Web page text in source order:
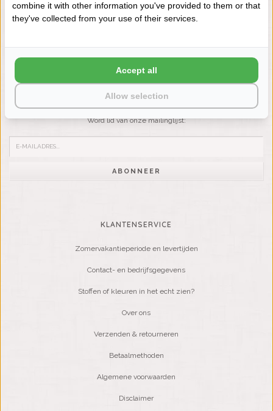
LIENSLINNENWINKEL.NL
+31 (0) 575 511817
Wilt u op de hoogte blijven?
Word lid van onze mailinglijst:
ABONNEER
KLANTENSERVICE
Zomervakantieperiode en levertijden
Contact- en bedrijfsgegevens
Stoffen of kleuren in het echt zien?
Over ons
Verzenden & retourneren
Betaalmethoden
Algemene voorwaarden
Disclaimer
combine it with other information you've provided to them or that
they've collected from your use of their services.
Allow selection
Accept all